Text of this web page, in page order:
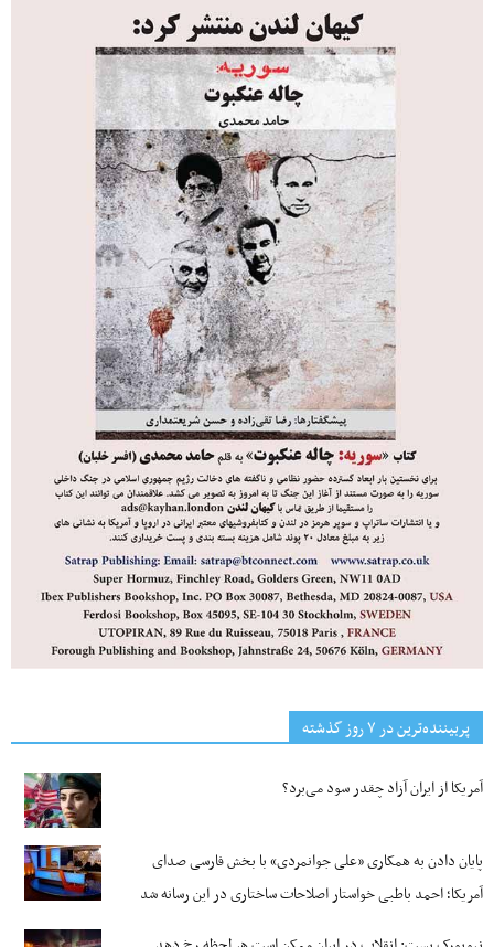
پربیننده‌ترین‌ در ۷ روز گذشته
آمریکا از ایران آزاد چقدر سود می‌برد؟
پایان دادن به همکاری «علی جوانمردی» با بخش فارسی صدای
آمریکا؛ احمد باطبی خواستار اصلاحات ساختاری در این رسانه شد